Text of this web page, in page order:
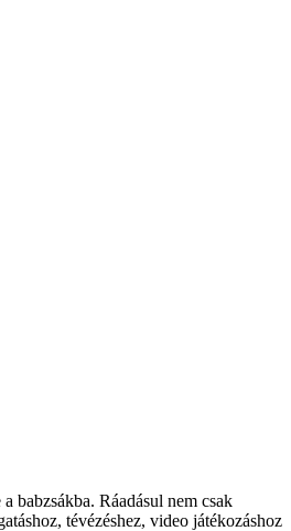
babzsákba. Ráadásul nem csak
tévézéshez, video játékozáshoz